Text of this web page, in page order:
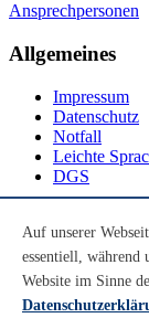
Ansprechpersonen
Allgemeines
Impressum
Datenschutz
Notfall
Leichte
DGS
Youtube
Instagram
LinkedIn
Auf unserer
essentiell, während
Website im Sinne